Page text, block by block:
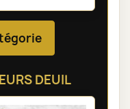
DEUIL